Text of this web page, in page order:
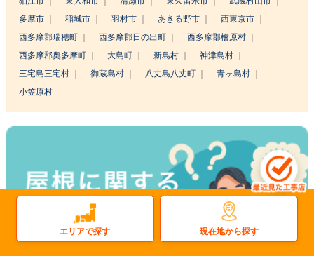
多摩市
稲城市 羽村市 あきる野市
西東京市
西多摩郡瑞穂町
西多摩郡日の出町
西多摩郡檜原村
西多摩郡奥多摩町
大島町 新島村
神津島村
三宅島三宅村
御蔵島村 八丈島八丈町
青ヶ島村
小笠原村
エリアで探す 現在地から探す